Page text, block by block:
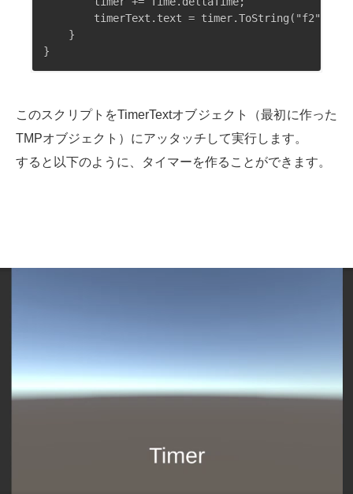
        timerText.text = timer.ToString("f2");
    }
このスクリプトをTimerTextオブジェクト（最初に作った
TMPオブジェクト）にアッタッチして実行します。
すると以下のように、タイマーを作ることができます。